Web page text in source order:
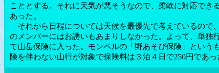
こととする。それに天気が悪そうなので、柔軟に対応でき
あった。
それから日程については天候を最優先で考えているので
のメンバーにはお誘いもあまりしなかった。よって、単独
て山岳保険に入った。モンベルの「野あそび保険」という
険を伴わない山行が対象で保険料は３泊４日で250円であっ